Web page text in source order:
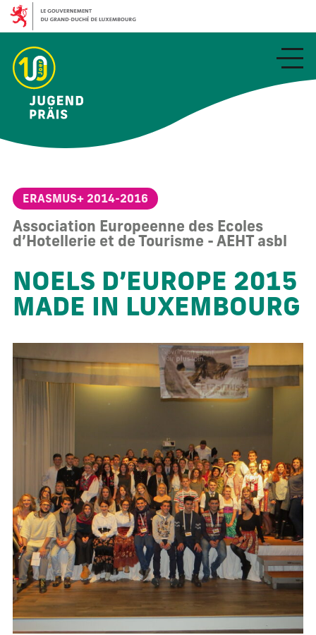
ERASMUS+ 2014-2016
Association Europeenne des Ecoles
d’Hotellerie et de Tourisme - AEHT asbl
NOELS D’EUROPE 2015
MADE IN LUXEMBOURG